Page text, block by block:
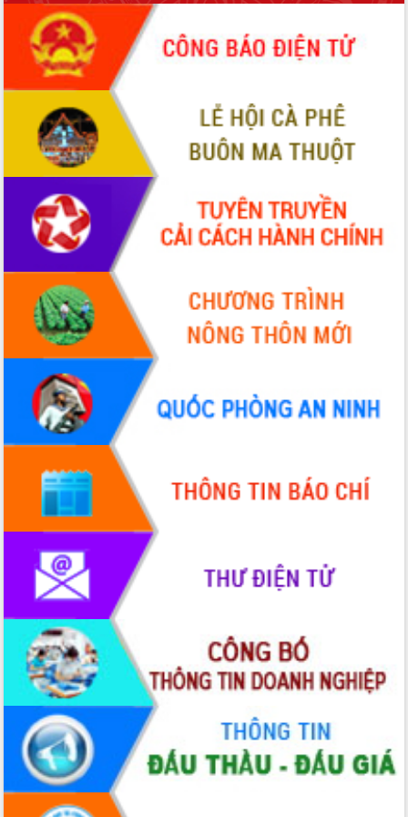
món ăn từ sầu riêng
Đắk Lắk công bố Quy hoạch và xúc
tiến đầu tư tỉnh
Ngành cá ngừ Đắk Lắk chủ động thích
ứng để giữ vững thị trường xuất khẩu
Diễn đàn Kinh tế tư nhân Việt Nam đột
phá cơ chế - Hợp tác công tư
Đề án 06 tạo bước ngoặt đột phá trong
cải cách hành chính tỉnh Đắk Lắk
Kết nối tour, đẩy mạnh chuyển đổi số
để phát triển du lịch Đắk Lắk
Khởi động Dự án Đầu tư xây dựng hạ
tầng kỹ thuật Cụm công nghiệp Tân
Tiến
Gặp mặt các cơ quan báo chí nhân Kỷ
niệm 101 năm Ngày Báo chí Cách
mạng Việt Nam
Đắk Lắk sơ kết 4 năm triển khai thực
hiện Đề án 06 của Chính phủ
Họp báo thông tin về Hội nghị Công bố
Quy hoạch và Xúc tiến đầu tư tỉnh Đắk
Khơi thông điểm nghẽn, đẩy nhanh
giải ngân vốn khắc phục thiên tai
HĐND tỉnh thông qua điều chỉnh Quy
hoạch tỉnh thời kỳ 2021-2030
Hội thảo góp ý hồ sơ điều chỉnh quy
hoạch tỉnh Đắk Lắk thời kỳ 2021-2030,
tầm nhìn đến năm 2050
Nâng cao hiệu quả hoạt động của các
doanh nghiệp nhà nước
Hội nghị triển khai kết nối mạng
truyền số liệu chuyên dùng phục vụ cơ
quan Đảng, Nhà nước
Lễ phát động chuỗi hoạt động chung
tay làm sạch môi trường
Xã Ea Kar bước chuyển mình trong
công tác cải cách hành chính mô hình
mới
UBND tỉnh họp báo định kỳ tháng 4
năm 2026